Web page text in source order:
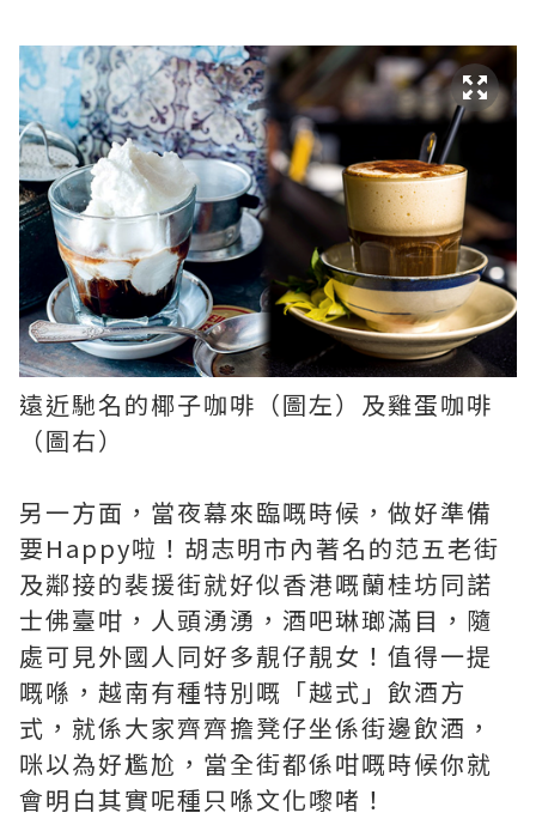
遠近馳名的椰子咖啡（圖左）及雞蛋咖啡
（圖右）
另一方面，當夜幕來臨嘅時候，做好準備
要Happy啦！胡志明市內著名的范五老街
及鄰接的裴援街就好似香港嘅蘭桂坊同諾
士佛臺咁，人頭湧湧，酒吧琳瑯滿目，隨
處可見外國人同好多靚仔靚女！值得一提
嘅喺，越南有種特別嘅「越式」飲酒方
式，就係大家齊齊擔凳仔坐係街邊飲酒，
咪以為好尷尬，當全街都係咁嘅時候你就
會明白其實呢種只喺文化嚟啫！